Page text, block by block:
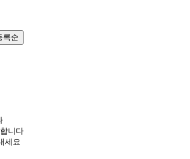
록순
니다
세요